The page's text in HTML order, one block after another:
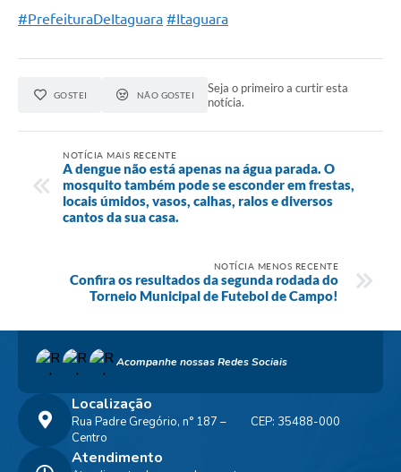
#PrefeituraDeItaguara #Itaguara
GOSTEI NÃO GOSTEI
Seja o primeiro a curtir esta
notícia.
NOTÍCIA MAIS RECENTE
A dengue não está apenas na água parada. O
mosquito também pode se esconder em frestas,
locais úmidos, vasos, calhas, ralos e diversos
cantos da sua casa.
NOTÍCIA MENOS RECENTE
Confira os resultados da segunda rodada do
Torneio Municipal de Futebol de Campo!
Acompanhe nossas Redes Sociais
Localização
Rua Padre Gregório, n° 187 –
Centro
CEP: 35488-000
Atendimento